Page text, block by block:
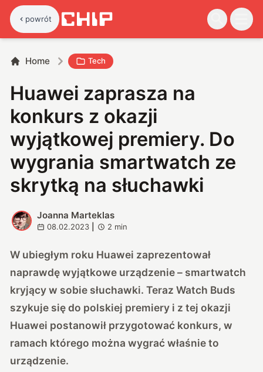
powrót
Home Tech
Huawei zaprasza na
konkurs z okazji
wyjątkowej premiery. Do
wygrania smartwatch ze
skrytką na słuchawki
J
Joanna Marteklas
08.02.2023 2 min
W ubiegłym roku Huawei zaprezentował
naprawdę wyjątkowe urządzenie – smartwatch
kryjący w sobie słuchawki. Teraz Watch Buds
szykuje się do polskiej premiery i z tej okazji
Huawei postanowił przygotować konkurs, w
ramach którego można wygrać właśnie to
urządzenie.